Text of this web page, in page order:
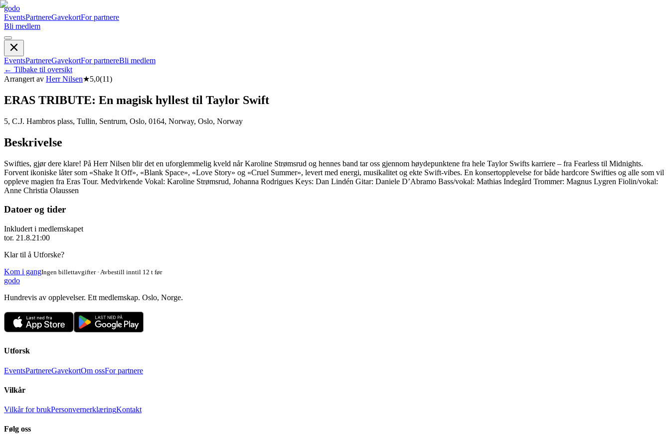
godo
EventsPartnereGavekortFor partnere
Bli medlem
EventsPartnereGavekortFor partnereBli medlem
← Tilbake til oversikt
Arrangert av Herr Nilsen★5,0(11)
ERAS TRIBUTE: En magisk hyllest til Taylor Swift
5, C.J. Hambros plass, Tullin, Sentrum, Oslo, 0164, Norway, Oslo, Norway
Beskrivelse
Swifties, gjør dere klare! På Herr Nilsen blir det en uforglemmelig kveld når Karoline Strømsrud og hennes band tar oss gjennom høydepunktene fra hele Taylor Swifts karriere – fra Fearless til Midnights.
Forvent ikoniske låter som «Shake It Off», «Blank Space», «Love Story» og «Cruel Summer», levert med energi, musikalitet og ekte Swift-vibes. En konsertopplevelse for både hardcore Swifties og alle som vil
oppleve magien fra Eras Tour. Medvirkende Vokal: Karoline Strømsrud, Johanna Rodrigues Keys: Dan Lindén Gitar: Daniele D’Abramo Bass/vokal: Mathias Indegård Trommer: Magnus Lygren Fiolin/vokal:
Anne Christia Olaussen
Datoer og tider
Inkludert i medlemskapet
tor. 21.8.21:00
Klar til å Utforske?
Kom i gangIngen billettavgifter · Avbestill inntil 12 t før
godo
Hundrevis av opplevelser. Ett medlemskap. Oslo, Norge.
Utforsk
EventsPartnereGavekortOm ossFor partnere
Vilkår
Vilkår for brukPersonvernerklæringKontakt
Følg oss